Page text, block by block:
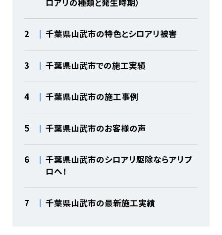
2 千葉県山武市の特色とシロアリ被害
3 千葉県山武市での施工実績
4 千葉県山武市の施工事例
5 千葉県山武市のお客様の声
6
千葉県山武市のシロアリ駆除ならアリプ
ロへ！
7 千葉県山武市の最新施工実績